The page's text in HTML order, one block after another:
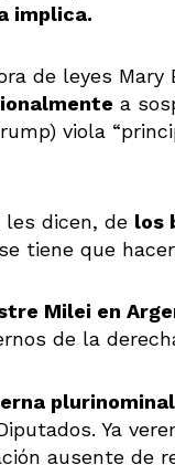
implica.
de leyes Mary
a
viola
les dicen, de los
tiene que
Milei en
de la
plurinominal
Ya
ausente de